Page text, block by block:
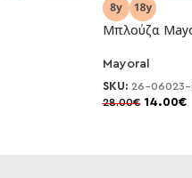
-50%
Μπλούζα
Mayoral
SKU: 26-06023-
28.00€ 14.00€